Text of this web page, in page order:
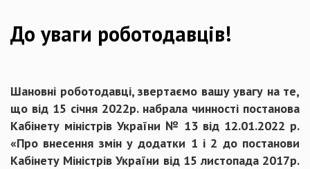
До уваги роботодавців!
Шановні роботодавці, звертаємо вашу увагу на те,
що від 15 січня 2022р. набрала чинності постанова
Кабінету міністрів України № 13 від 12.01.2022 р.
«Про внесення змін у додатки 1 і 2 до постанови
Кабінету Міністрів України від 15 листопада 2017р.